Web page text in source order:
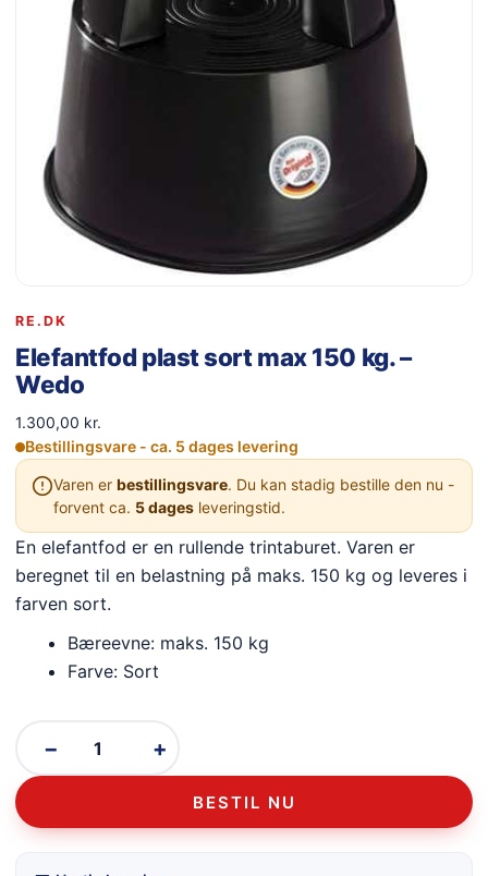
RE.DK
Elefantfod plast sort max 150 kg. –
Wedo
1.300,00 kr.
Bestillingsvare - ca. 5 dages levering
Varen er bestillingsvare. Du kan stadig bestille den nu -
forvent ca. 5 dages leveringstid.
En elefantfod er en rullende trintaburet. Varen er
beregnet til en belastning på maks. 150 kg og leveres i
farven sort.
Bæreevne: maks. 150 kg
Farve: Sort
− +
BESTIL NU